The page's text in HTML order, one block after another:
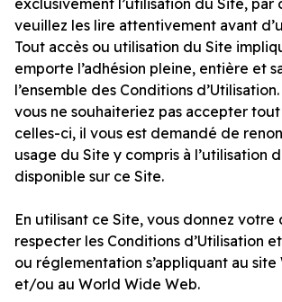
exclusivement l’utilisation du Site, par
veuillez les lire attentivement avant
Tout accès ou utilisation du Site
emporte l’adhésion pleine, entière et
l’ensemble des Conditions
vous ne souhaiteriez pas accepter
celles-ci, il vous est demandé de
usage du Site y compris à l’utilisation
disponible sur ce Site.
En utilisant ce Site, vous donnez votre
respecter les Conditions d’Utilisation
ou réglementation s’appliquant au
et/ou au World Wide Web.